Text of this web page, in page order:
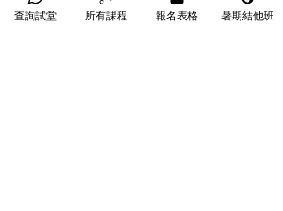
我很小朋友 - 湯令
山Gareth T. (結
查詢試堂 所有課程 報名表格 暑期結他班